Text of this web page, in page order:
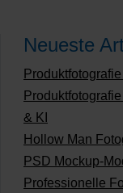
Neueste
& KI
Hollow Man
PSD Mockup-
Professionelle